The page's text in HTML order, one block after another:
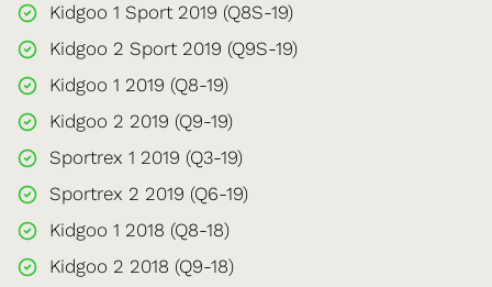
Kidgoo 1 Sport 2019 (Q8S-19)
Kidgoo 2 Sport 2019 (Q9S-19)
Kidgoo 1 2019 (Q8-19)
Kidgoo 2 2019 (Q9-19)
Sportrex 1 2019 (Q3-19)
Sportrex 2 2019 (Q6-19)
Kidgoo 1 2018 (Q8-18)
Kidgoo 2 2018 (Q9-18)